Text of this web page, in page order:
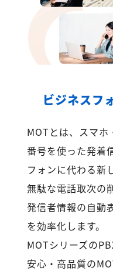
ビジネスフ
MOTとは、スマホ
番号を使った発着
フォンに代わる新
無駄な電話取次の
発信者情報の自動
を効率化します。
MOTシリーズの
安心・高品質の